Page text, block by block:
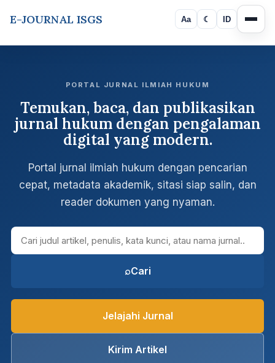
E-JOURNAL ISGS Aa ☾ ID
PORTAL JURNAL ILMIAH HUKUM
Temukan, baca, dan publikasikan
jurnal hukum dengan pengalaman
digital yang modern.
Portal jurnal ilmiah hukum dengan pencarian
cepat, metadata akademik, sitasi siap salin, dan
reader dokumen yang nyaman.
Cari
Jelajahi Jurnal
Kirim Artikel